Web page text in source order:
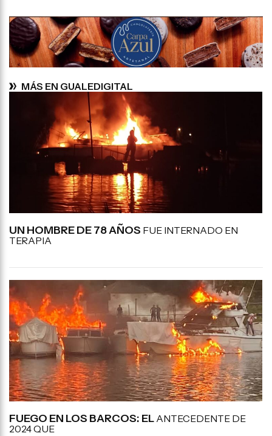
MÁS EN GUALEDIGITAL
UN HOMBRE DE 78 AÑOS FUE INTERNADO EN
TERAPIA
FUEGO EN LOS BARCOS: EL ANTECEDENTE DE
2024 QUE